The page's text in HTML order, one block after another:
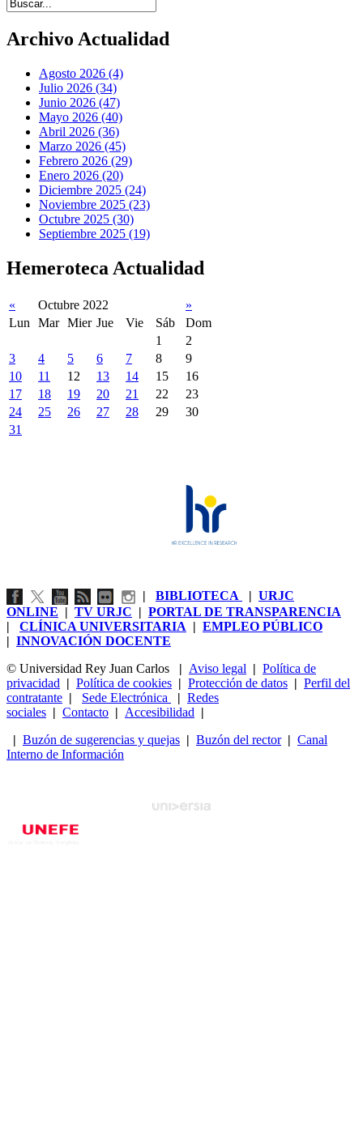
Archivo Actualidad
Agosto 2026 (4)
Julio 2026 (34)
Junio 2026 (47)
Mayo 2026 (40)
Abril 2026 (36)
Marzo 2026 (45)
Febrero 2026 (29)
Enero 2026 (20)
Diciembre 2025 (24)
Noviembre 2025 (23)
Octubre 2025 (30)
Septiembre 2025 (19)
Hemeroteca Actualidad
« Octubre 2022
»
Lun
Mar Mier Jue Vie Sáb
Dom
1
2
3
4 5 6 7 8
9
10
11 12 13 14 15
16
17
18 19 20 21 22
23
24
25 26 27 28 29
30
31
| BIBLIOTECA | URJC
ONLINE | TV URJC | PORTAL DE TRANSPARENCIA
| CLÍNICA UNIVERSITARIA | EMPLEO PÚBLICO
| INNOVACIÓN DOCENTE
© Universidad Rey Juan Carlos
| Aviso legal | Política de
privacidad | Política de cookies | Protección de datos | Perfil del
contratante | Sede Electrónica | Redes
sociales | Contacto | Accesibilidad |
| Buzón de sugerencias y quejas | Buzón del rector| Canal
Interno de Información